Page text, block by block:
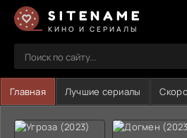
SITENAME
КИНО И СЕРИАЛЫ
Главная Лучшие сериалы